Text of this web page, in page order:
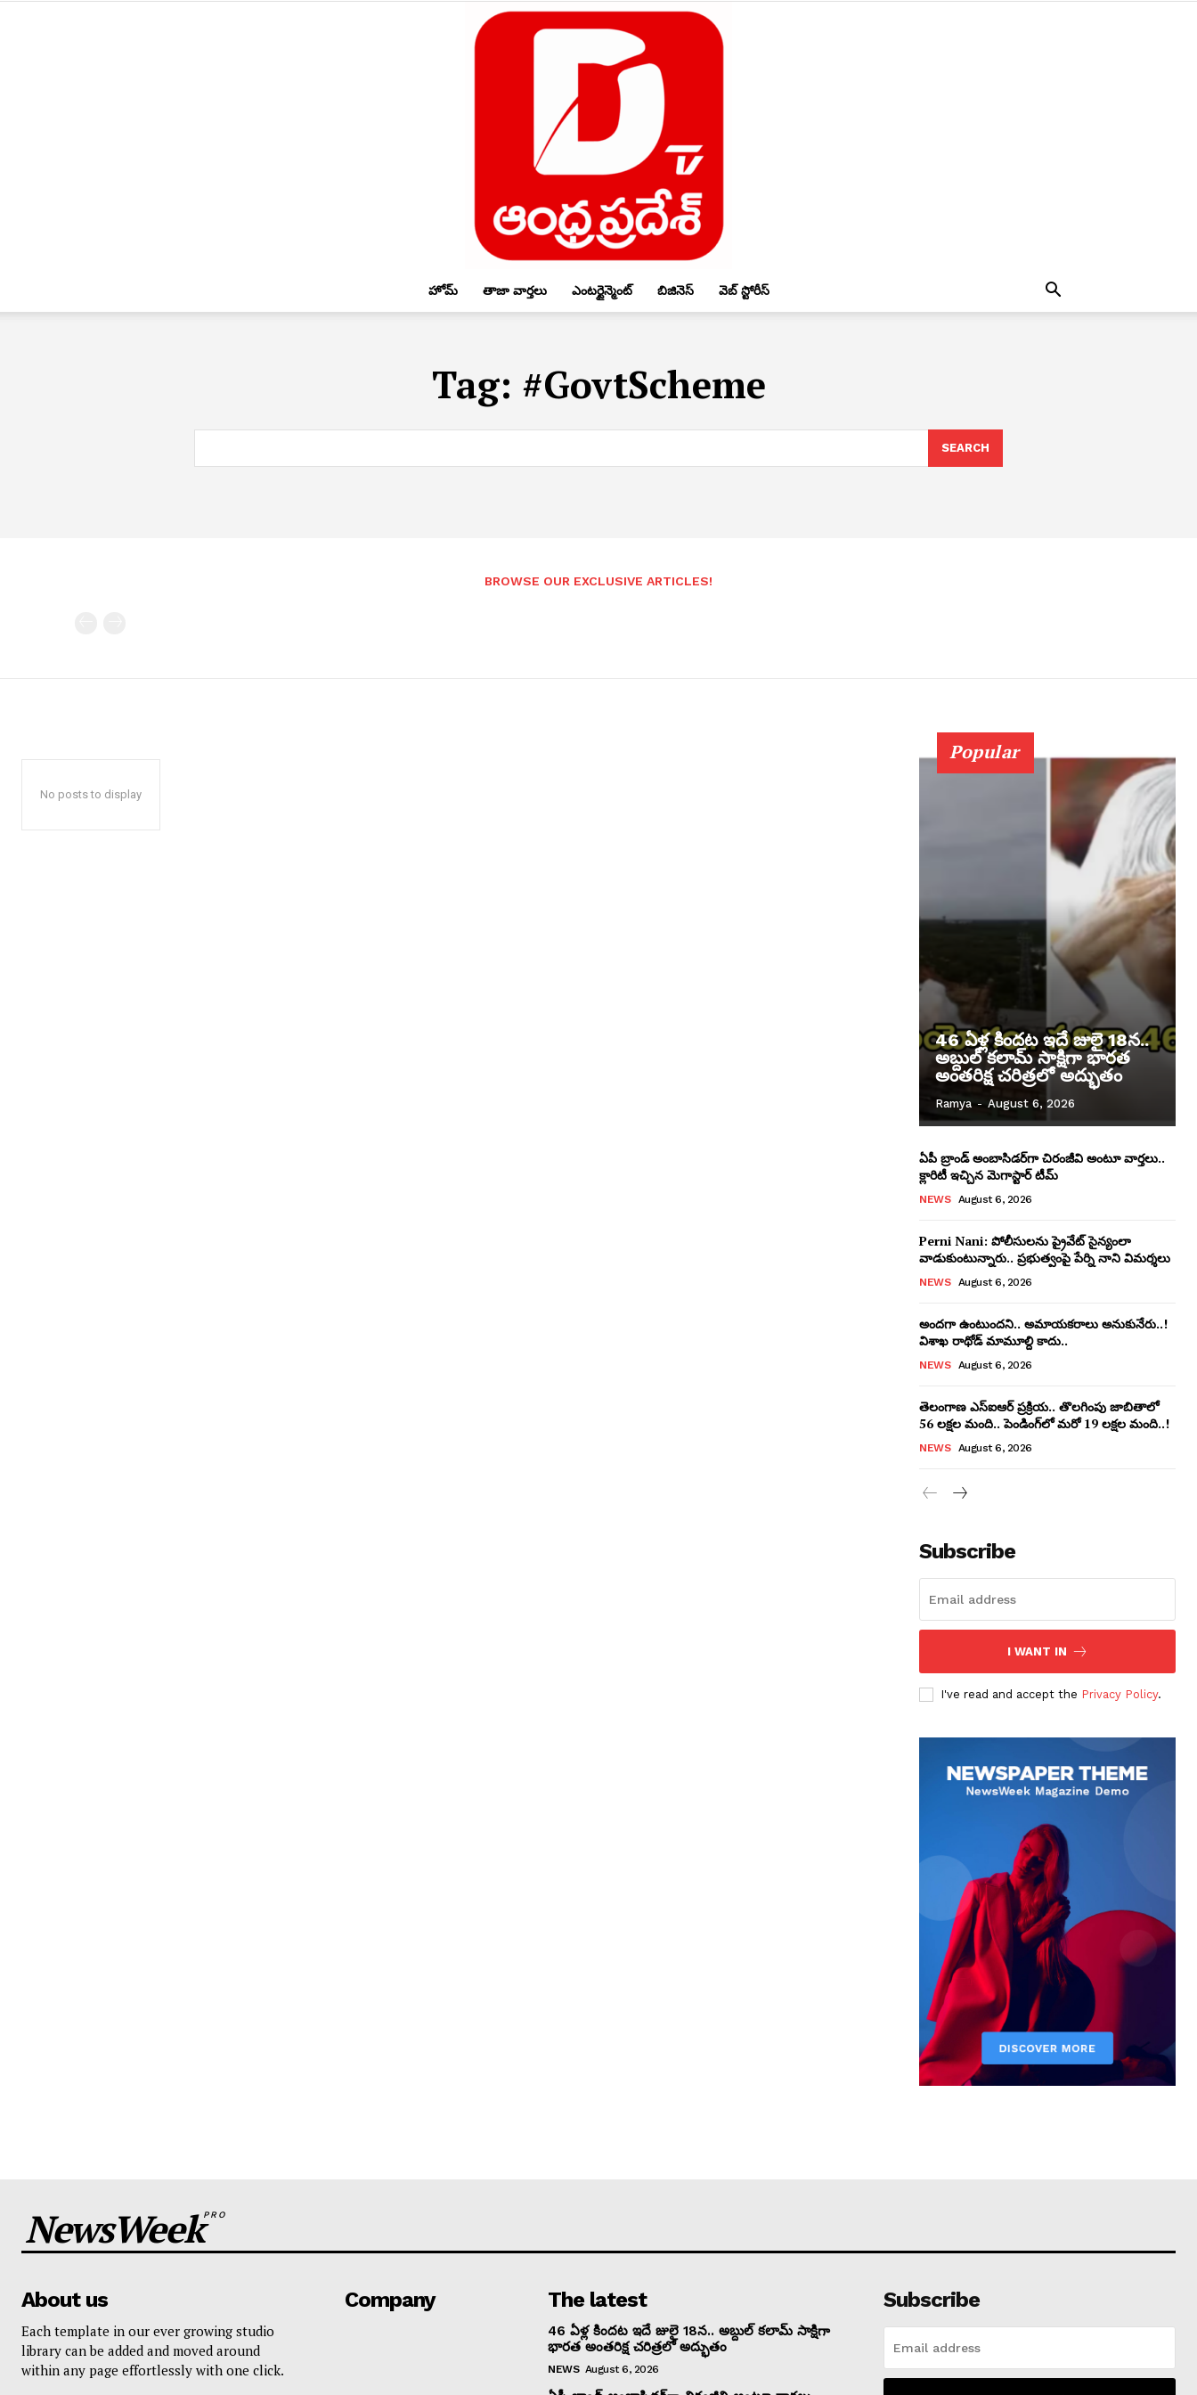
హోమ్ తాజా వార్తలు ఎంటర్టైన్మెంట్ బిజినెస్ వెబ్ స్టోరీస్
Tag: #GovtScheme
SEARCH
BROWSE OUR EXCLUSIVE ARTICLES!
No posts to display
Popular
46 ఏళ్ల కిందట ఇదే జులై 18న..
అబ్దుల్ కలామ్ సాక్షిగా భారత
అంతరిక్ష చరిత్రలో అద్భుతం
Ramya - August 6, 2026
ఏపీ బ్రాండ్‌ అంబాసిడర్‌గా చిరంజీవి అంటూ వార్తలు..
క్లారిటీ ఇచ్చిన మెగాస్టార్ టీమ్
NEWS August 6, 2026
Perni Nani: పోలీసులను ప్రైవేట్ సైన్యంలా
వాడుకుంటున్నారు.. ప్రభుత్వంపై పేర్ని నాని విమర్శలు
NEWS August 6, 2026
అందగా ఉంటుందని.. అమాయకరాలు అనుకునేరు..!
విశాఖ రాథోడ్ మామూల్ది కాదు..
NEWS August 6, 2026
తెలంగాణ ఎస్‌ఐఆర్ ప్రక్రియ.. తొలగింపు జాబితాలో
56 లక్షల మంది.. పెండింగ్‌లో మరో 19 లక్షల మంది..!
NEWS August 6, 2026
Subscribe
I WANT IN
I've read and accept the Privacy Policy.
NewsWeekPRO
About us
Each template in our ever growing studio
library can be added and moved around
within any page effortlessly with one click.
Company The latest
46 ఏళ్ల కిందట ఇదే జులై 18న.. అబ్దుల్ కలామ్ సాక్షిగా
భారత అంతరిక్ష చరిత్రలో అద్భుతం
NEWS August 6, 2026
Subscribe